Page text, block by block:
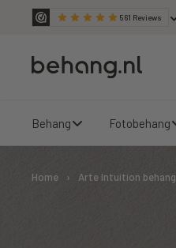
561 Reviews
Behang.nl
Behang Fotobehang
Home › Arte Intuition behang